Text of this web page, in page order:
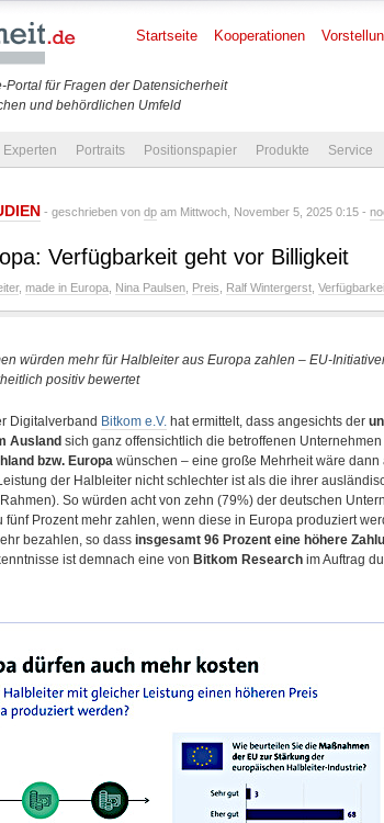
für Fragen der Datensicherheit
und behördlichen Umfeld
Startseite Kooperationen
Experten Portraits Positionspapier Produkte Service
- geschrieben von dp am Mittwoch, November 5, 2025 0:15 -
Verfügbarkeit geht vor Billigkeit
, made in Europa Nina Paulsen Preis Ralf Wintergerst
würden mehr für Halbleiter aus Europa zahlen – EU-
positiv bewertet
Digitalverband Bitkom e.V. hat ermittelt, dass angesichts der
Ausland sich ganz offensichtlich die betroffenen
bzw. Europa wünschen – eine große Mehrheit wäre dann
der Halbleiter nicht schlechter ist als die ihrer
So würden acht von zehn (79%) der deutschen
Prozent mehr zahlen, wenn diese in Europa produziert
bezahlen, so dass insgesamt 96 Prozent eine höhere
ist demnach eine von Bitkom Research im Auftrag